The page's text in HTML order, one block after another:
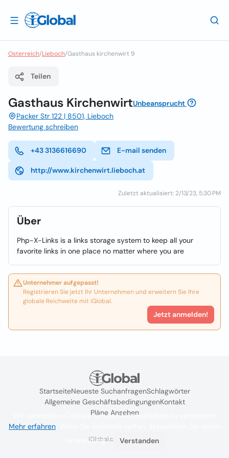
Osterreich/Lieboch/Gasthaus kirchenwirt 9
Teilen
Gasthaus KirchenwirtUnbeansprucht
Packer Str 122 | 8501, Lieboch
Bewertung schreiben
+43 3136616690 E-mail senden
http://www.kirchenwirt.lieboch.at
Zuletzt aktualisiert: 2/13/23, 5:30 PM
Über
Php-X-Links is a links storage system to keep all your
favorite links in one place no matter where you are
Unternehmer aufgepasst!
Registrieren Sie jetzt Ihr Unternehmen und erweitern Sie Ihre
globale Reichweite mit iGlobal.
Jetzt anmelden!
StartseiteNeueste SuchanfragenSchlagwörter
Allgemeine GeschäftsbedingungenKontakt
Pläne Ansehen
iGlobal.co @ 2024
Wir verwenden Cookies, um das Nutzererlebnis zu verbessern
Mehr erfahren
Verwendung.
Verstanden